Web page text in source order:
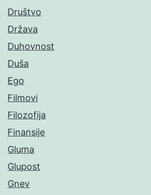
Društvo
Država
Duhovnost
Duša
Ego
Filmovi
Filozofija
Finansije
Gluma
Glupost
Gnev